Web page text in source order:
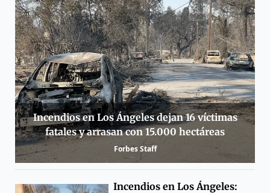
Incendios en Los Ángeles dejan 16 víctimas
fatales y arrasan con 15.000 hectáreas
Forbes Staff
Incendios en Los Ángeles: